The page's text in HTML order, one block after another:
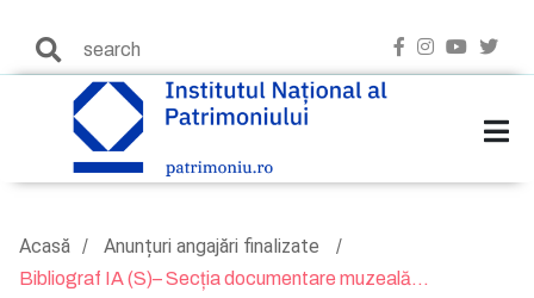
Acasă Anunțuri angajări finalizate
Bibliograf IA (S)– Secția documentare muzeală...